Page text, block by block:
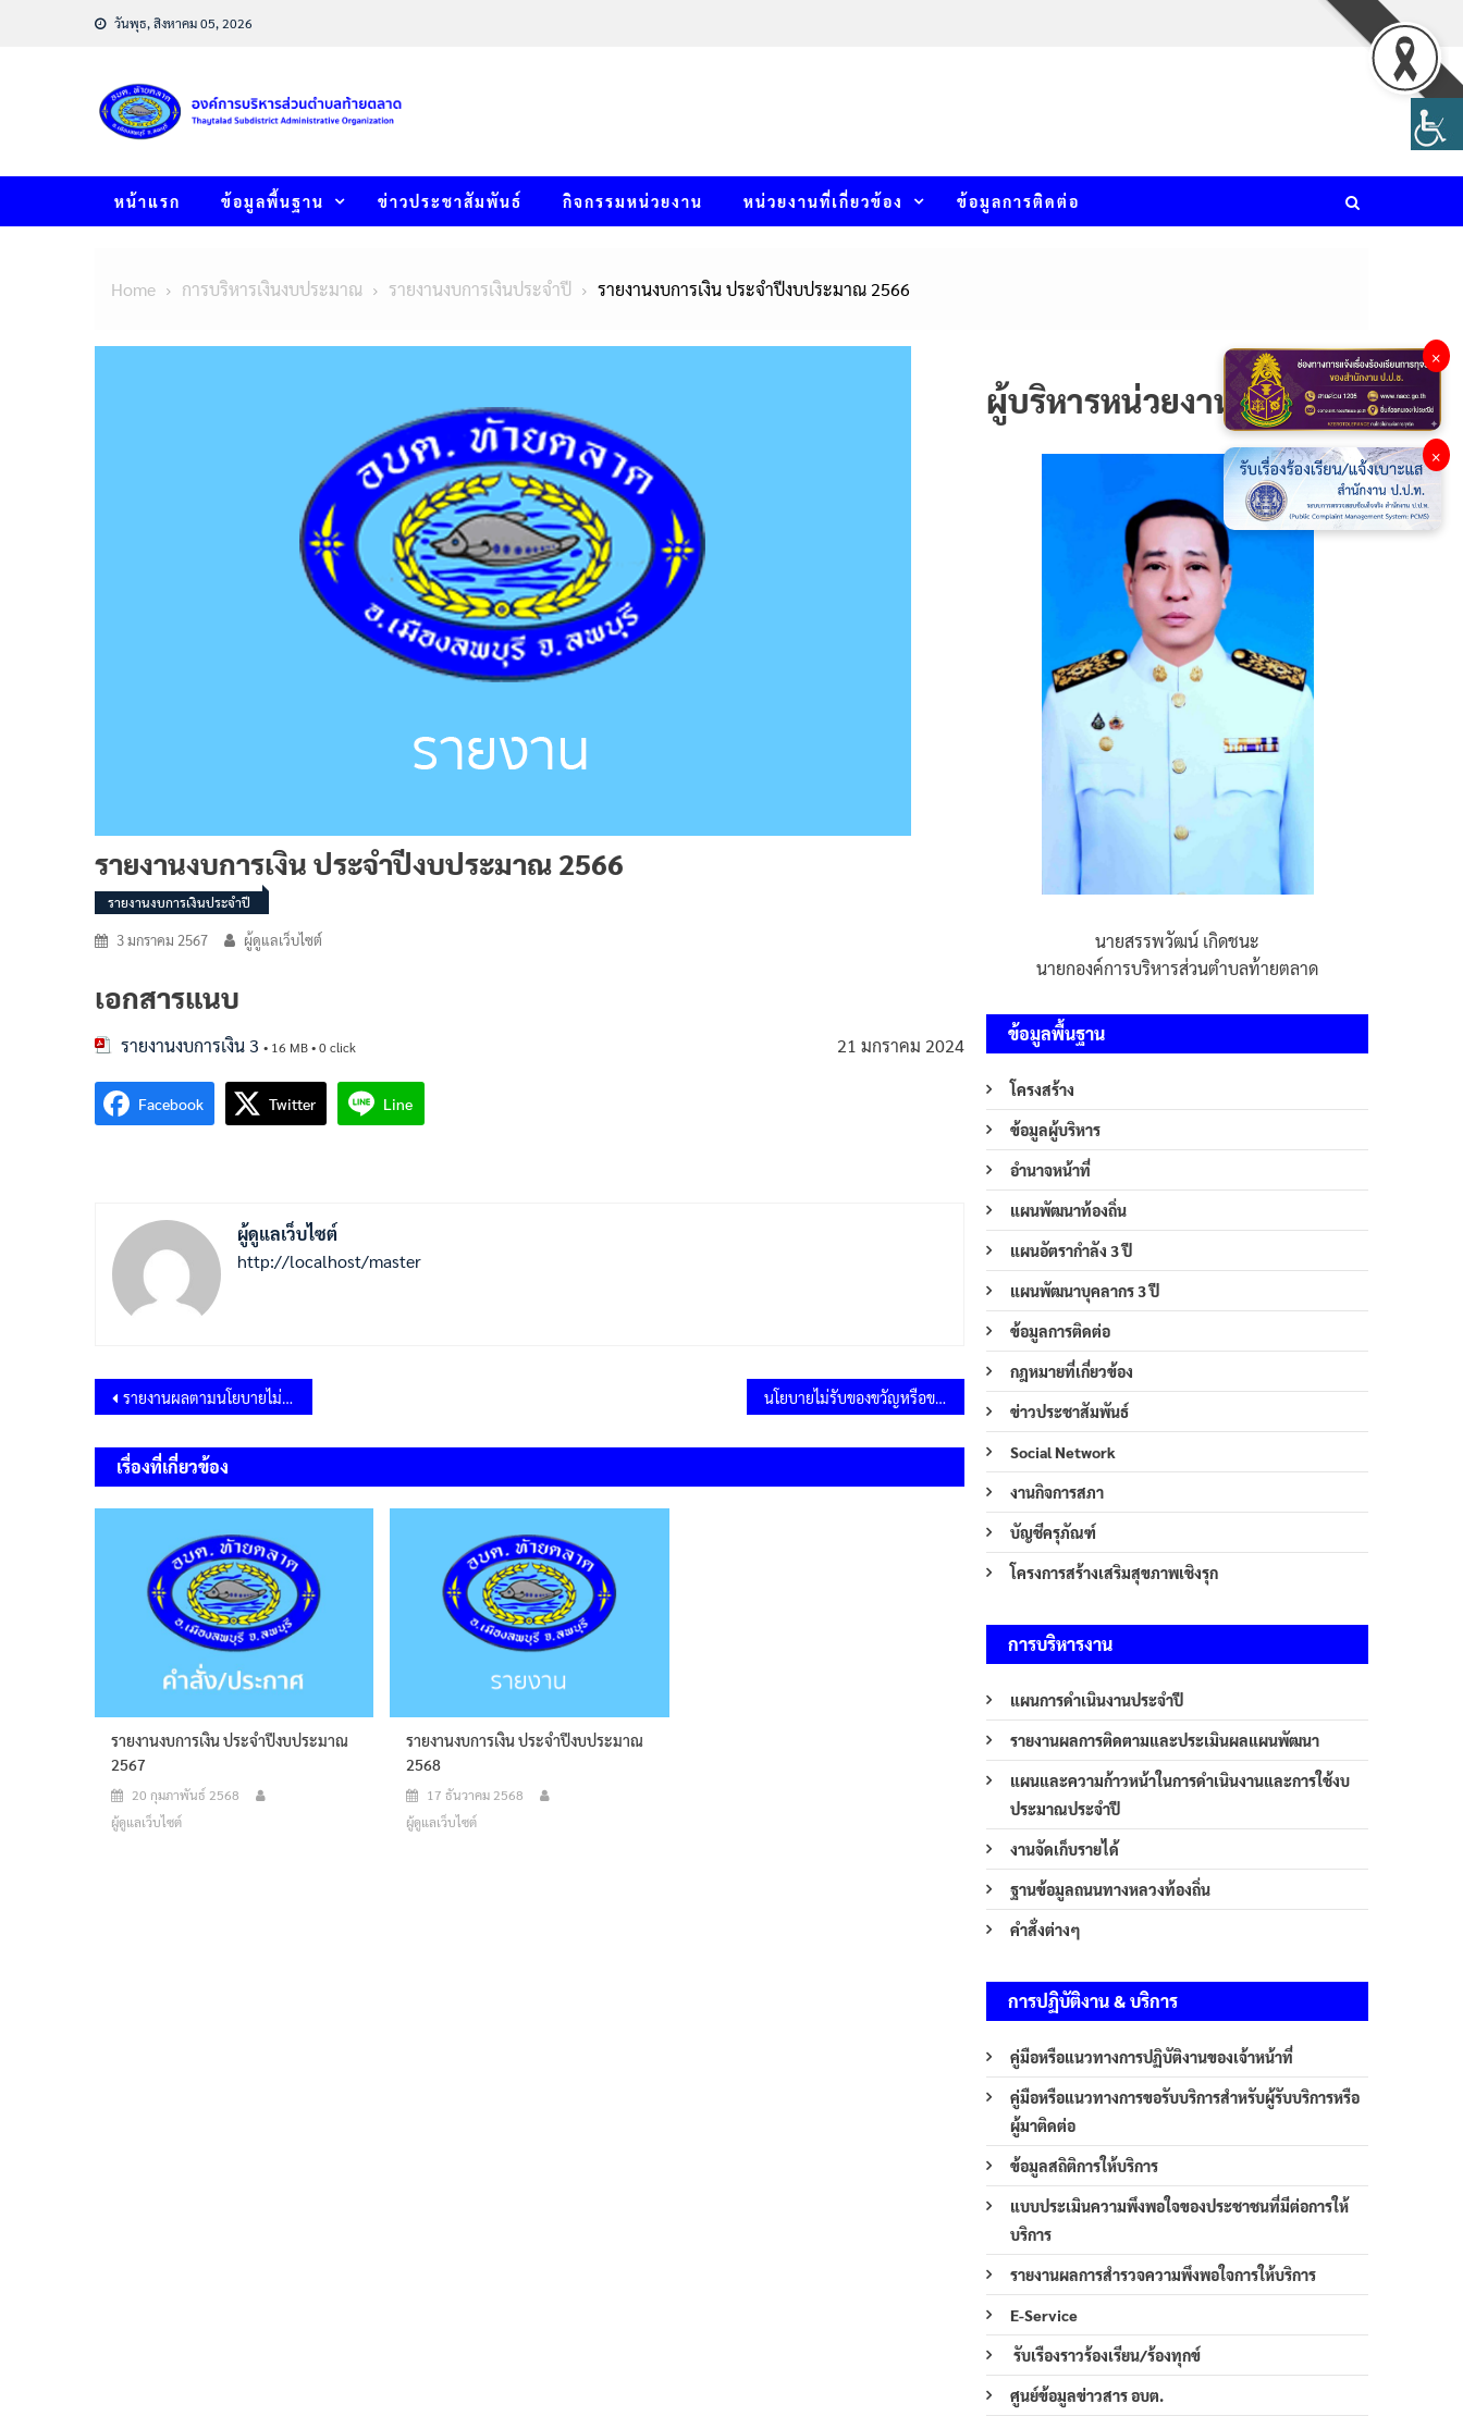
วันพุธ, สิงหาคม 05, 2026
หน้าแรก ข้อมูลพื้นฐาน ข่าวประชาสัมพันธ์ กิจกรรมหน่วยงาน หน่วยงานที่เกี่ยวข้อง ข้อมูลการติดต่อ
Home การบริหารเงินงบประมาณ รายงานงบการเงินประจำปี รายงานงบการเงิน ประจำปีงบประมาณ 2566
รายงานงบการเงิน ประจำปีงบประมาณ 2566
รายงานงบการเงินประจำปี
3 มกราคม 2567 ผู้ดูแลเว็บไซต์
เอกสารแนบ
รายงานงบการเงิน 3 • 16 MB • 0 click 21 มกราคม 2024
Facebook Twitter Line
ผู้ดูแลเว็บไซต์
http://localhost/master
แนะแนว
เรื่อง
รายงานผลตามนโยบายไม่รับของขวัญหรือของกำนัลจากการปฏิบัติหน้าที่ (No Gift Policy) นโยบายไม่รับของขวัญหรือของกำนัลจากการปฏิบัติหน้าที่ (No Gift Policy) ประจำปีงบประมาณ พ.ศ.2567
เรื่องที่เกี่ยวข้อง
รายงานงบการเงิน ประจำปีงบประมาณ
2567
20 กุมภาพันธ์ 2568
ผู้ดูแลเว็บไซต์
รายงานงบการเงิน ประจำปีงบประมาณ
2568
17 ธันวาคม 2568
ผู้ดูแลเว็บไซต์
ผู้บริหารหน่วยงาน
นายสรรพวัฒน์ เกิดชนะ
นายกองค์การบริหารส่วนตำบลท้ายตลาด
ข้อมูลพื้นฐาน
โครงสร้าง
ข้อมูลผู้บริหาร
อำนาจหน้าที่
แผนพัฒนาท้องถิ่น
แผนอัตรากำลัง 3 ปี
แผนพัฒนาบุคลากร 3 ปี
ข้อมูลการติดต่อ
กฎหมายที่เกี่ยวข้อง
ข่าวประชาสัมพันธ์
Social Network
งานกิจการสภา
บัญชีครุภัณฑ์
โครงการสร้างเสริมสุขภาพเชิงรุก
การบริหารงาน
แผนการดำเนินงานประจำปี
รายงานผลการติดตามและประเมินผลแผนพัฒนา
แผนและความก้าวหน้าในการดำเนินงานและการใช้งบ
ประมาณประจำปี
งานจัดเก็บรายได้
ฐานข้อมูลถนนทางหลวงท้องถิ่น
คำสั่งต่างๆ
การปฏิบัติงาน & บริการ
คู่มือหรือแนวทางการปฏิบัติงานของเจ้าหน้าที่
คู่มือหรือแนวทางการขอรับบริการสำหรับผู้รับบริการหรือ
ผู้มาติดต่อ
ข้อมูลสถิติการให้บริการ
แบบประเมินความพึงพอใจของประชาชนที่มีต่อการให้
บริการ
รายงานผลการสำรวจความพึงพอใจการให้บริการ
E-Service
รับเรืองราวร้องเรียน/ร้องทุกข์
ศูนย์ข้อมูลข่าวสาร อบต.
×
×